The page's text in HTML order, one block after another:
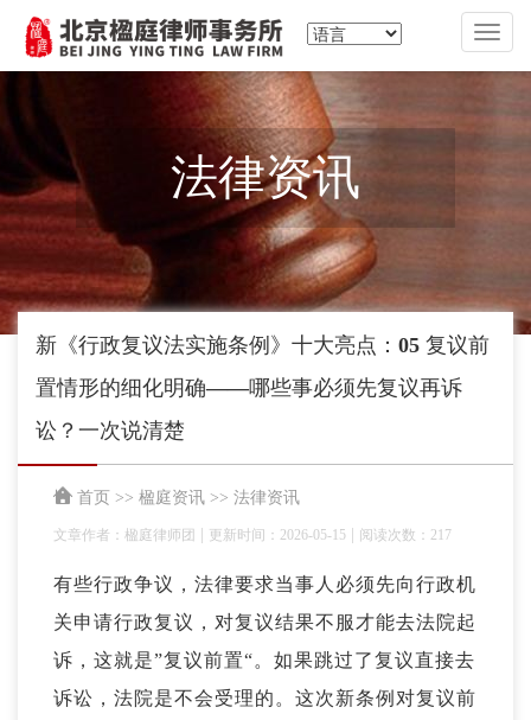
切
换
导
法律资讯
新《行政复议法实施条例》十大亮点：05 复议前
置情形的细化明确——哪些事必须先复议再诉
讼？一次说清楚
首页 >> 楹庭资讯 >> 法律资讯
文章作者：楹庭律师团 更新时间：2026-05-15 阅读次数：217
有些行政争议，法律要求当事人必须先向行政机
关申请行政复议，对复议结果不服才能去法院起
诉，这就是”复议前置“。如果跳过了复议直接去
诉讼，法院是不会受理的。这次新条例对复议前